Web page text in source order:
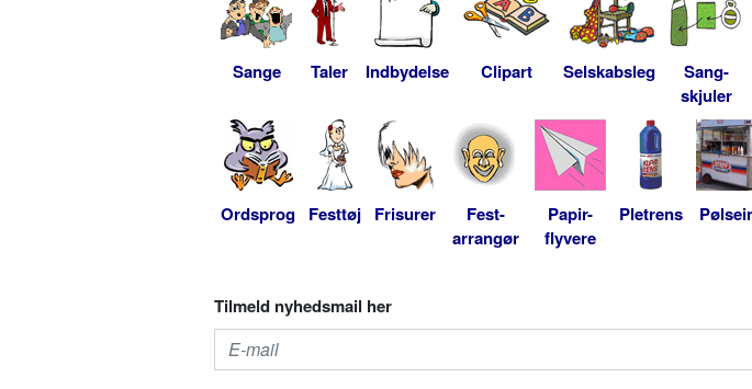
Sange Taler Indbydelse Clipart Selskabsleg
Sang-
skjuler
Ordsprog Festtøj Frisurer
Fest-
arrangør
Papir-
flyvere
Pletrens
Tilmeld nyhedsmail her